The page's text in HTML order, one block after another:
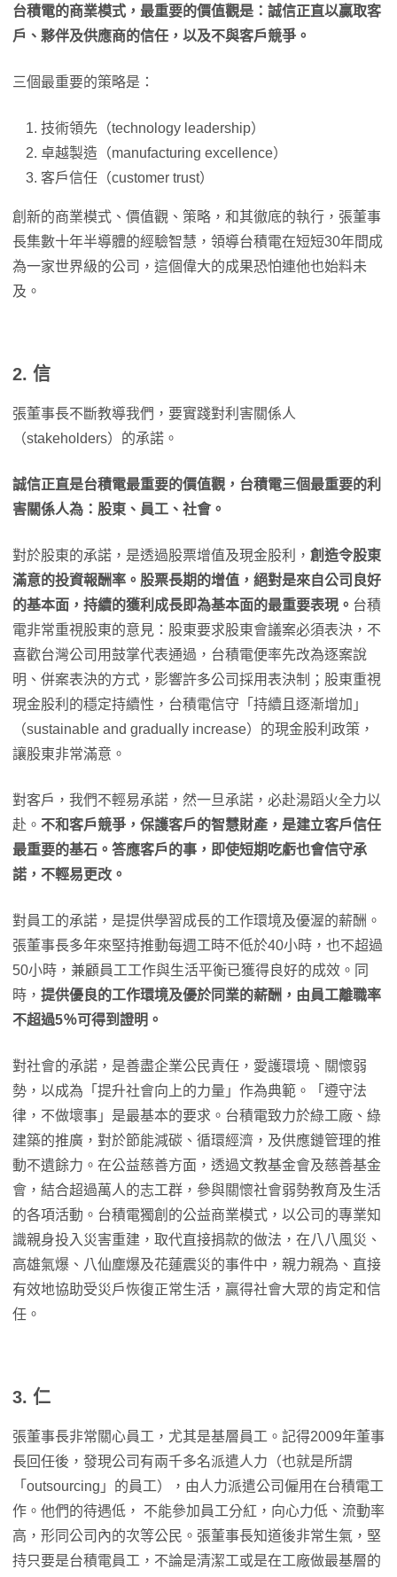
台積電的商業模式，最重要的價值觀是：誠信正直以贏取客
戶、夥伴及供應商的信任，以及不與客戶競爭。
三個最重要的策略是：
技術領先（technology leadership）
卓越製造（manufacturing excellence）
客戶信任（customer trust）
創新的商業模式、價值觀、策略，和其徹底的執行，張董事
長集數十年半導體的經驗智慧，領導台積電在短短30年間成
為一家世界級的公司，這個偉大的成果恐怕連他也始料未
及。
2. 信
張董事長不斷教導我們，要實踐對利害關係人
（stakeholders）的承諾。
誠信正直是台積電最重要的價值觀，台積電三個最重要的利
害關係人為：股東、員工、社會。
對於股東的承諾，是透過股票增值及現金股利， 創造令股東
滿意的投資報酬率。股票長期的增值，絕對是來自公司良好
的基本面，持續的獲利成長即為基本面的最重要表現。 台積
電非常重視股東的意見：股東要求股東會議案必須表決，不
喜歡台灣公司用鼓掌代表通過，台積電便率先改為逐案說
明、併案表決的方式，影響許多公司採用表決制；股東重視
現金股利的穩定持續性，台積電信守「持續且逐漸增加」
（sustainable and gradually increase）的現金股利政策，
讓股東非常滿意。
對客戶，我們不輕易承諾，然一旦承諾，必赴湯蹈火全力以
赴。 不和客戶競爭，保護客戶的智慧財產，是建立客戶信任
最重要的基石。答應客戶的事，即使短期吃虧也會信守承
諾，不輕易更改。
對員工的承諾，是提供學習成長的工作環境及優渥的薪酬。
張董事長多年來堅持推動每週工時不低於40小時，也不超過
50小時，兼顧員工工作與生活平衡已獲得良好的成效。同
時， 提供優良的工作環境及優於同業的薪酬，由員工離職率
不超過5％可得到證明。
對社會的承諾，是善盡企業公民責任，愛護環境、關懷弱
勢，以成為「提升社會向上的力量」作為典範。「遵守法
律，不做壞事」是最基本的要求。台積電致力於綠工廠、綠
建築的推廣，對於節能減碳、循環經濟，及供應鏈管理的推
動不遺餘力。在公益慈善方面，透過文教基金會及慈善基金
會，結合超過萬人的志工群，參與關懷社會弱勢教育及生活
的各項活動。台積電獨創的公益商業模式，以公司的專業知
識親身投入災害重建，取代直接捐款的做法，在八八風災、
高雄氣爆、八仙塵爆及花蓮震災的事件中，親力親為、直接
有效地協助受災戶恢復正常生活，贏得社會大眾的肯定和信
任。
3. 仁
張董事長非常關心員工，尤其是基層員工。記得2009年董事
長回任後，發現公司有兩千多名派遣人力（也就是所謂
「outsourcing」的員工），由人力派遣公司僱用在台積電工
作。他們的待遇低， 不能參加員工分紅，向心力低、流動率
高，形同公司內的次等公民。張董事長知道後非常生氣，堅
持只要是台積電員工，不論是清潔工或是在工廠做最基層的